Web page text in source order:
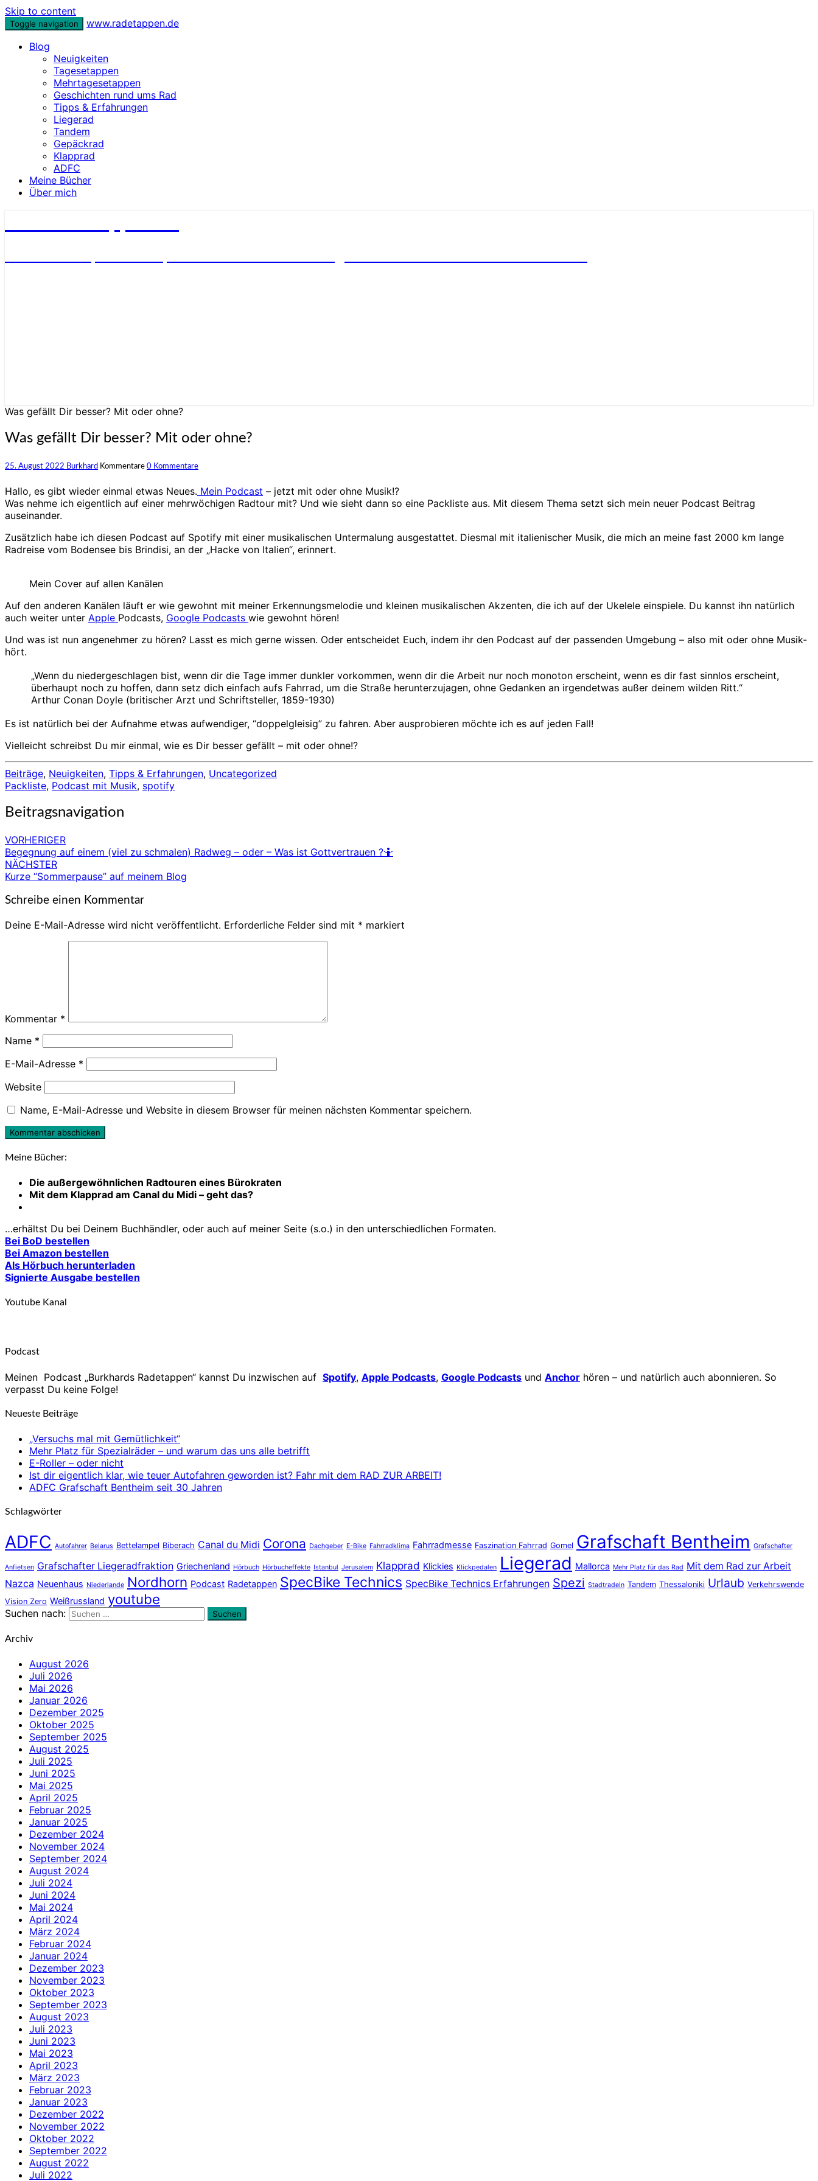
Skip to content
Toggle navigation
www.radetappen.de
Blog
Neuigkeiten
Tagesetappen
Mehrtagesetappen
Geschichten rund ums Rad
Tipps & Erfahrungen
Liegerad
Tandem
Gepäckrad
Klapprad
ADFC
Meine Bücher
Über mich
Was gefällt Dir besser? Mit oder ohne?
Was gefällt Dir besser? Mit oder ohne?
25. August 2022 Burkhard Kommentare 0 Kommentare
Hallo, es gibt wieder einmal etwas Neues. Mein Podcast – jetzt mit oder ohne Musik!?
Was nehme ich eigentlich auf einer mehrwöchigen Radtour mit? Und wie sieht dann so eine Packliste aus. Mit diesem Thema setzt sich mein neuer Podcast Beitrag
auseinander.
Zusätzlich habe ich diesen Podcast auf Spotify mit einer musikalischen Untermalung ausgestattet. Diesmal mit italienischer Musik, die mich an meine fast 2000 km lange
Radreise vom Bodensee bis Brindisi, an der „Hacke von Italien“, erinnert.
Mein Cover auf allen Kanälen
Auf den anderen Kanälen läuft er wie gewohnt mit meiner Erkennungsmelodie und kleinen musikalischen Akzenten, die ich auf der Ukelele einspiele. Du kannst ihn natürlich
auch weiter unter Apple Podcasts, Google Podcasts wie gewohnt hören!
Und was ist nun angenehmer zu hören? Lasst es mich gerne wissen. Oder entscheidet Euch, indem ihr den Podcast auf der passenden Umgebung – also mit oder ohne Musik-
hört.
„Wenn du niedergeschlagen bist, wenn dir die Tage immer dunkler vorkommen, wenn dir die Arbeit nur noch monoton erscheint, wenn es dir fast sinnlos erscheint,
überhaupt noch zu hoffen, dann setz dich einfach aufs Fahrrad, um die Straße herunterzujagen, ohne Gedanken an irgendetwas außer deinem wilden Ritt.“
Arthur Conan Doyle (britischer Arzt und Schriftsteller, 1859-1930)
Es ist natürlich bei der Aufnahme etwas aufwendiger, “doppelgleisig” zu fahren. Aber ausprobieren möchte ich es auf jeden Fall!
Vielleicht schreibst Du mir einmal, wie es Dir besser gefällt – mit oder ohne!?
Beiträge, Neuigkeiten, Tipps & Erfahrungen, Uncategorized
Packliste, Podcast mit Musik, spotify
Beitragsnavigation
VORHERIGER
Begegnung auf einem (viel zu schmalen) Radweg – oder – Was ist Gottvertrauen ?🤷
NÄCHSTER
Kurze “Sommerpause” auf meinem Blog
Schreibe einen Kommentar
Deine E-Mail-Adresse wird nicht veröffentlicht. Erforderliche Felder sind mit * markiert
Kommentar *
Name *
E-Mail-Adresse *
Website
Name, E-Mail-Adresse und Website in diesem Browser für meinen nächsten Kommentar speichern.
Meine Bücher:
Die außergewöhnlichen Radtouren eines Bürokraten
Mit dem Klapprad am Canal du Midi – geht das?
…erhältst Du bei Deinem Buchhändler, oder auch auf meiner Seite (s.o.) in den unterschiedlichen Formaten.
Bei BoD bestellen
Bei Amazon bestellen
Als Hörbuch herunterladen
Signierte Ausgabe bestellen
Youtube Kanal
Podcast
Meinen Podcast „Burkhards Radetappen“ kannst Du inzwischen auf Spotify, Apple Podcasts, Google Podcasts und Anchor hören – und natürlich auch abonnieren. So
verpasst Du keine Folge!
Neueste Beiträge
„Versuchs mal mit Gemütlichkeit“
Mehr Platz für Spezialräder – und warum das uns alle betrifft
E-Roller – oder nicht
Ist dir eigentlich klar, wie teuer Autofahren geworden ist? Fahr mit dem RAD ZUR ARBEIT!
ADFC Grafschaft Bentheim seit 30 Jahren
Schlagwörter
ADFC Autofahrer Belarus Bettelampel Biberach Canal du Midi Corona Dachgeber E-Bike Fahrradklima Fahrradmesse Faszination Fahrrad Gomel Grafschaft Bentheim Grafschafter
Anfietsen Grafschafter Liegeradfraktion Griechenland Hörbuch Hörbucheffekte Istanbul Jerusalem Klapprad Klickies Klickpedalen Liegerad Mallorca Mehr Platz für das Rad Mit dem Rad zur Arbeit
Nazca Neuenhaus Niederlande Nordhorn Podcast Radetappen SpecBike Technics SpecBike Technics Erfahrungen Spezi Stadtradeln Tandem Thessaloniki Urlaub Verkehrswende
Vision Zero Weißrussland youtube
Suchen nach: Suchen
Archiv
August 2026
Juli 2026
Mai 2026
Januar 2026
Dezember 2025
Oktober 2025
September 2025
August 2025
Juli 2025
Juni 2025
Mai 2025
April 2025
Februar 2025
Januar 2025
Dezember 2024
November 2024
September 2024
August 2024
Juli 2024
Juni 2024
Mai 2024
April 2024
März 2024
Februar 2024
Januar 2024
Dezember 2023
November 2023
Oktober 2023
September 2023
August 2023
Juli 2023
Juni 2023
Mai 2023
April 2023
März 2023
Februar 2023
Januar 2023
Dezember 2022
November 2022
Oktober 2022
September 2022
August 2022
Juli 2022